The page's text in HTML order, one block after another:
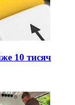
10 тисяч